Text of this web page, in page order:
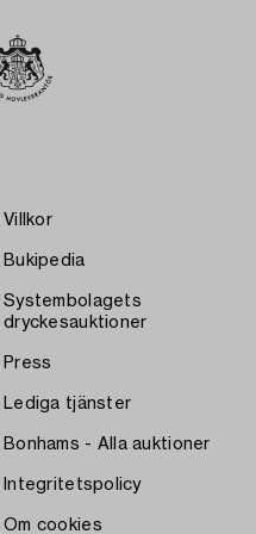
Villkor
Bukipedia
Systembolagets
dryckesauktioner
Press
Lediga tjänster
Bonhams - Alla auktioner
Integritetspolicy
Om cookies